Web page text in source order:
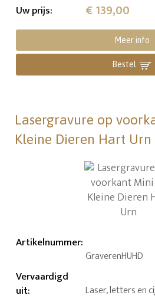
Uw prijs: € 139,00
Meer info
Bestel
Lasergravure op
Kleine Dieren Hart Urn
Artikelnummer:
GraverenHUHD
Vervaardigd
uit: Laser, letters en